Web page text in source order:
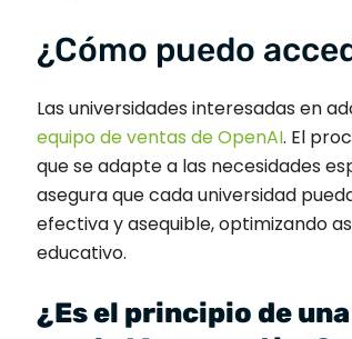
¿Cómo puedo
Las universidades interesadas en
equipo de ventas de OpenAI. El
que se adapte a las necesidades
asegura que cada universidad
efectiva y asequible, optimizando
educativo.
¿Es el principio de